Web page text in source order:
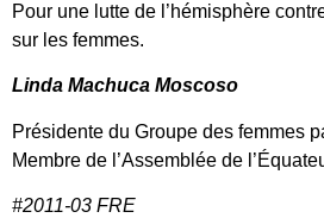
Pour une lutte de l’hémisphère
sur les femmes.
Linda Machuca Moscoso
Présidente du Groupe des femmes
Membre de l’Assemblée de
#2011-03 FRE